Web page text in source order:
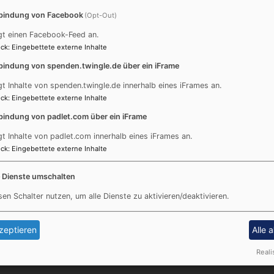
Wolfgang Böhm und Dekan Peter Bertram als
"Ich geh und suche mit Verlangen (BWV 49)" für
Stehempfang wurde Matthias Bertelshofer , der
Fußbereichsmenü
Kontakt
Impressum
Datenschutzerklärung
von Facebook (Opt-Out)
einen Facebook-Feed an.
: Eingebettete externe Inhalte
von spenden.twingle.de über ein iFrame
Inhalte von spenden.twingle.de innerhalb eines iFrames an.
: Eingebettete externe Inhalte
von padlet.com über ein iFrame
Inhalte von padlet.com innerhalb eines iFrames an.
: Eingebettete externe Inhalte
Dienste umschalten
Schalter nutzen, um alle Dienste zu aktivieren/deaktivieren.
Alle